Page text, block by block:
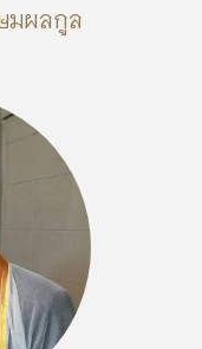
มผลกูล